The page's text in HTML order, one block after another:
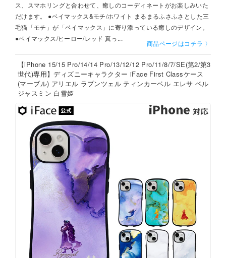
ス、スマホリングと合わせて、癒しのコーディネートがお楽しみいた
だけます。 ●ベイマックス&モチ/ホワイト まるまるふさふさとした三
毛猫「モチ」が「ベイマックス」に寄り添っている癒しのデザイン。
●ベイマックス/ヒーロー/レッド 真っ...
商品ページはコチラ 〉
【iPhone 15/15 Pro/14/14 Pro/13/12/12 Pro/11/8/7/SE(第2/第3
世代)専用】ディズニーキャラクター iFace First Classケース
(マーブル) アリエル ラプンツェル ティンカーベル エレサ ベル
ジャスミン 白雪姫